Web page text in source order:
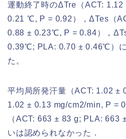
運動終了時のΔTre（ACT:
0.21 ℃, P = 0.92），ΔTes（
0.88 ± 0.23℃, P = 0.84），
0.39℃; PLA: 0.70 ± 0.46℃）に
た。
平均局所発汗量（ACT: 1.02 ±
1.02 ± 0.13 mg/cm2/min, P =
（ACT: 663 ± 83 g; PLA: 663
いは認められなかった．